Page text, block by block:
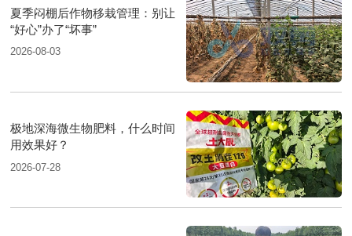
夏季闷棚后作物移栽管理：别让
“好心”办了“坏事”
2026-08-03
极地深海微生物肥料，什么时间
用效果好？
2026-07-28